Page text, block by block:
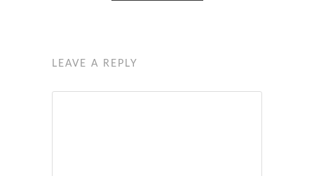
LEAVE A REPLY